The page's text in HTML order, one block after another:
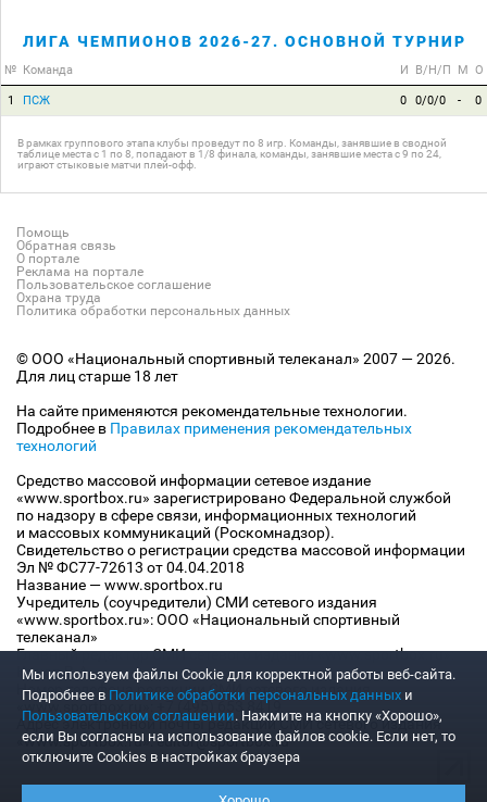
ЛИГА ЧЕМПИОНОВ 2026-27. ОСНОВНОЙ ТУРНИР
№ Команда И В/Н/П М О
1 ПСЖ 0 0/0/0 - 0
В рамках группового этапа клубы проведут по 8 игр. Команды, занявшие в сводной
таблице места с 1 по 8, попадают в 1/8 финала, команды, занявшие места с 9 по 24,
играют стыковые матчи плей-офф.
Помощь
Обратная связь
О портале
Реклама на портале
Пользовательское соглашение
Охрана труда
Политика обработки персональных данных
© ООО «Национальный спортивный телеканал» 2007 — 2026.
Для лиц старше 18 лет
На сайте применяются рекомендательные технологии.
Подробнее в Правилах применения рекомендательных
технологий
Средство массовой информации сетевое издание
«www.sportbox.ru» зарегистрировано Федеральной службой
по надзору в сфере связи, информационных технологий
и массовых коммуникаций (Роскомнадзор).
Свидетельство о регистрации средства массовой информации
Эл № ФС77-72613 от 04.04.2018
Название — www.sportbox.ru
Учредитель (соучредители) СМИ сетевого издания
«www.sportbox.ru»: ООО «Национальный спортивный
телеканал»
Главный редактор СМИ сетевого издания «www.sportbox.ru»:
Конов В.А.
Номер телефона редакции СМИ сетевого издания
«www.sportbox.ru»: +7 (495) 653 8419
Адрес электронной почты редакции СМИ сетевого издания
«www.sportbox.ru»: editor@sportbox.ru
Мы используем файлы Сookie для корректной работы веб-сайта.
Подробнее в Политике обработки персональных данных и
Пользовательском соглашении. Нажмите на кнопку «Хорошо»,
если Вы согласны на использование файлов cookie. Если нет, то
отключите Cookies в настройках браузера